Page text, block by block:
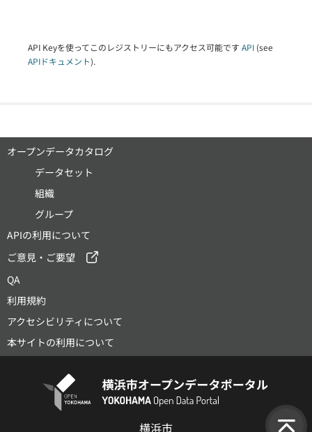
API Keyを使ってこのレジストリーにもアクセス可能です API (see
APIドキュメント).
オープンデータカタログ
データセット
組織
グループ
APIの利用について
ご意見・ご要望
QA
利用規約
アクセシビリティについて
本サイトの利用について
横浜市